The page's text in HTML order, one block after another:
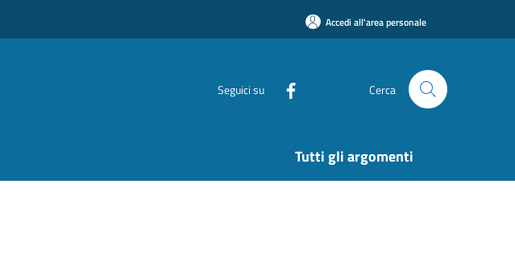
Accedi all'area personale
Seguici su Cerca
Tutti gli argomenti